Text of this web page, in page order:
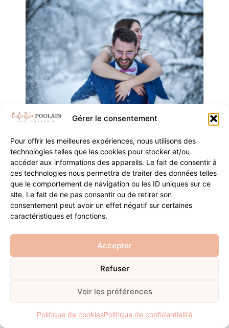
Gérer le consentement
Pour offrir les meilleures expériences, nous utilisons des
technologies telles que les cookies pour stocker et/ou
accéder aux informations des appareils. Le fait de consentir à
ces technologies nous permettra de traiter des données telles
que le comportement de navigation ou les ID uniques sur ce
site. Le fait de ne pas consentir ou de retirer son
consentement peut avoir un effet négatif sur certaines
caractéristiques et fonctions.
Accepter
Refuser
Voir les préférences
Politique de cookiesPolitique de confidentialité